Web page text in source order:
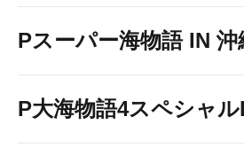
Pスーパー海物語 IN 沖
P大海物語4スペシャ